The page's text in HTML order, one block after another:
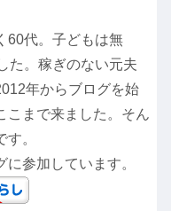
60代。子どもは無
た。稼ぎのない元夫
年からブログを始
こまで来ました。そん
。
参加しています。